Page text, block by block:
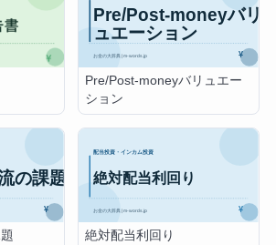
Pre/Post-moneyバリュエー
ション
絶対配当利回り